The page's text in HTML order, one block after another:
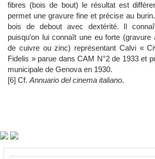
fibres (bois de bout) le résultat est
permet une gravure fine et précise au
bois de debout avec dextérité. Il
puisqu’on lui connaît une eu forte (gravure
de cuivre ou zinc) représentant Calvi «
Fidelis » parue dans CAM N°2 de 1933 et
municipale de Genova en 1930.
[6] Cf.Annuario del cinema italiano.